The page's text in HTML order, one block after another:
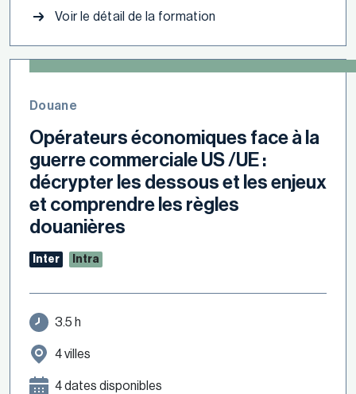
Voir le détail de la formation
Douane
Opérateurs économiques face à la
guerre commerciale US /UE :
décrypter les dessous et les enjeux
et comprendre les règles
douanières
Inter Intra
3.5 h
4 villes
4 dates disponibles